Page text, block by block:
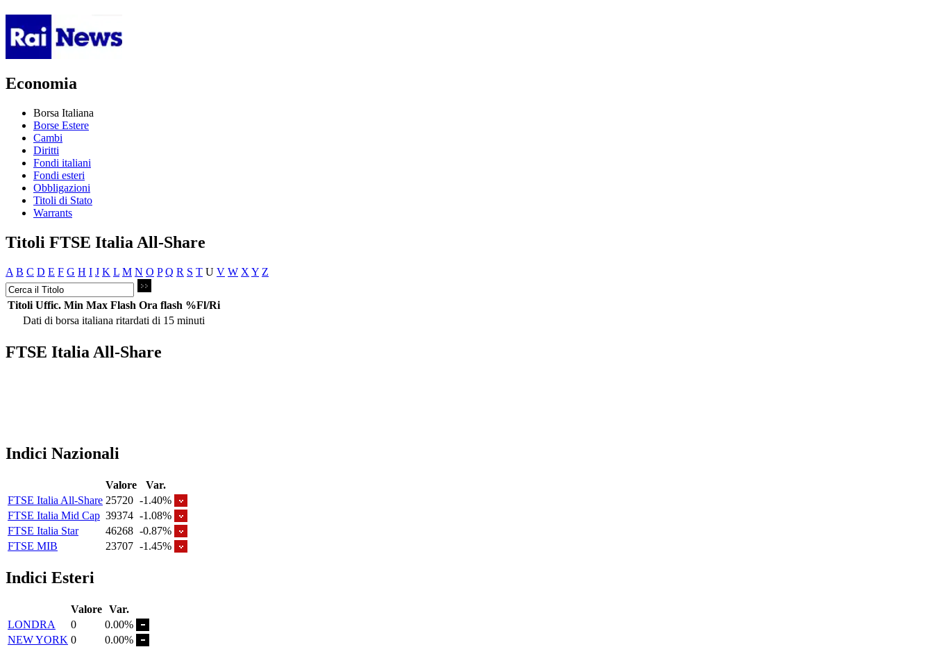
Economia
Borsa Italiana
Borse Estere
Cambi
Diritti
Fondi italiani
Fondi esteri
Obbligazioni
Titoli di Stato
Warrants
Titoli FTSE Italia All-Share
A B C D E F G H I J K L M N O P Q R S T U V W X Y Z
Titoli Uffic. Min Max Flash Ora flash %Fl/Ri
Dati di borsa italiana ritardati di 15 minuti
FTSE Italia All-Share
Indici Nazionali
Valore
Var.
FTSE Italia All-Share 25720 -1.40%
FTSE Italia Mid Cap 39374 -1.08%
FTSE Italia Star
46268 -0.87%
FTSE MIB
23707 -1.45%
Indici Esteri
Valore Var.
LONDRA
0
0.00%
NEW YORK 0
0.00%